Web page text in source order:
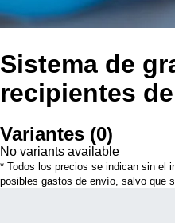
Sistema de
recipientes
Variantes (0)
No variants available
* Todos los precios se indican sin el
posibles gastos de envío, salvo que